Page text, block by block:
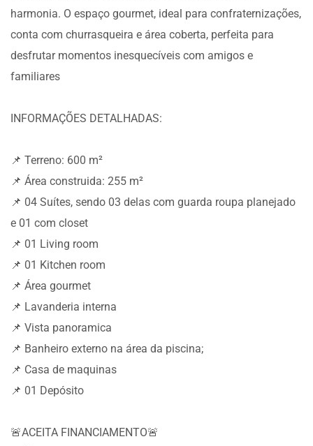
harmonia. O espaço gourmet, ideal para confraternizações,
conta com churrasqueira e área coberta, perfeita para
desfrutar momentos inesquecíveis com amigos e
familiares
INFORMAÇÕES DETALHADAS:
📌 Terreno: 600 m²
📌 Área construida: 255 m²
📌 04 Suítes, sendo 03 delas com guarda roupa planejado
e 01 com closet
📌 01 Living room
📌 01 Kitchen room
📌 Área gourmet
📌 Lavanderia interna
📌 Vista panoramica
📌 Banheiro externo na área da piscina;
📌 Casa de maquinas
📌 01 Depósito
🚨ACEITA FINANCIAMENTO🚨